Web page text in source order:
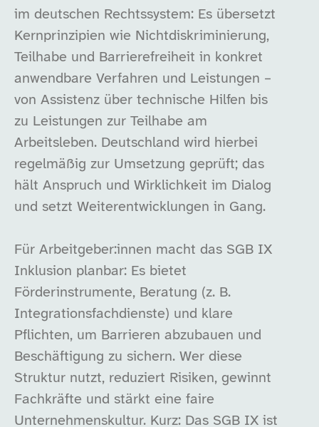
im deutschen Rechtssystem: Es übersetzt
Kernprinzipien wie Nichtdiskriminierung,
Teilhabe und Barrierefreiheit in konkret
anwendbare Verfahren und Leistungen –
von Assistenz über technische Hilfen bis
zu Leistungen zur Teilhabe am
Arbeitsleben. Deutschland wird hierbei
regelmäßig zur Umsetzung geprüft; das
hält Anspruch und Wirklichkeit im Dialog
und setzt Weiterentwicklungen in Gang.
Für Arbeitgeber:innen macht das SGB IX
Inklusion planbar: Es bietet
Förderinstrumente, Beratung (z. B.
Integrationsfachdienste) und klare
Pflichten, um Barrieren abzubauen und
Beschäftigung zu sichern. Wer diese
Struktur nutzt, reduziert Risiken, gewinnt
Fachkräfte und stärkt eine faire
Unternehmenskultur. Kurz: Das SGB IX ist